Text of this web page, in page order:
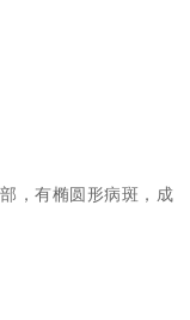
，有椭圆形病斑，成